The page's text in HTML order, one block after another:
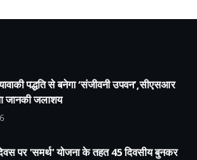
पद्धति से बनेगा ‘संजीवनी उपवन’,सीएसआर
जानकी जलाशय
पर 'समर्थ' योजना के तहत 45 दिवसीय बुनकर